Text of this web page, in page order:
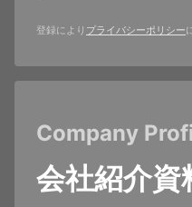
登録により プライバシーポリシー
Company
会社紹介資